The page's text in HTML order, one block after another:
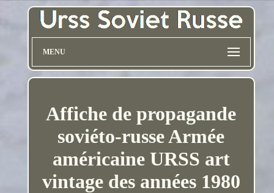
MENU
Affiche de propagande
soviéto-russe Armée
américaine URSS art
vintage des années 1980